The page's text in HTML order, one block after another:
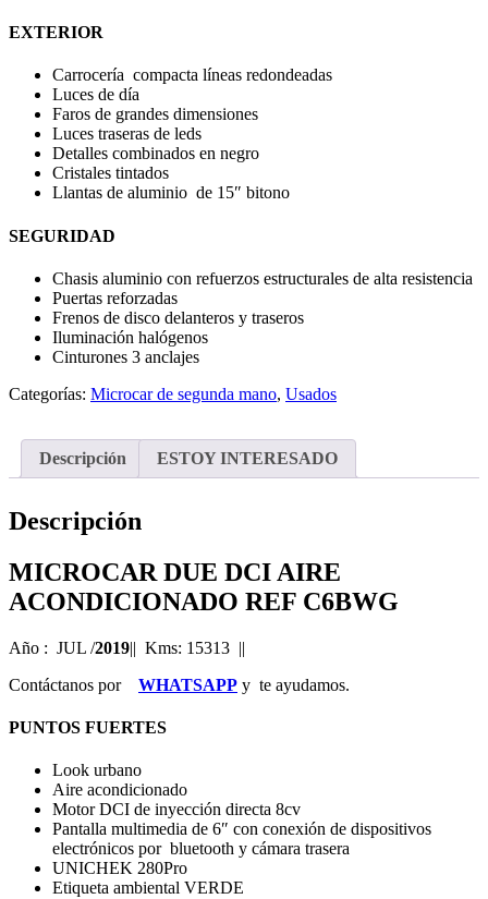
EXTERIOR
Carrocería compacta líneas redondeadas
Luces de día
Faros de grandes dimensiones
Luces traseras de leds
Detalles combinados en negro
Cristales tintados
Llantas de aluminio de 15″ bitono
SEGURIDAD
Chasis aluminio con refuerzos estructurales de alta resistencia
Puertas reforzadas
Frenos de disco delanteros y traseros
Iluminación halógenos
Cinturones 3 anclajes
Categorías: Microcar de segunda mano, Usados
Descripción ESTOY INTERESADO
Descripción
MICROCAR DUE DCI AIRE
ACONDICIONADO REF C6BWG
Año : JUL /2019|| Kms: 15313 ||
Contáctanos por
WHATSAPP y te ayudamos.
PUNTOS FUERTES
Look urbano
Aire acondicionado
Motor DCI de inyección directa 8cv
Pantalla multimedia de 6″ con conexión de dispositivos
electrónicos por bluetooth y cámara trasera
UNICHEK 280Pro
Etiqueta ambiental VERDE